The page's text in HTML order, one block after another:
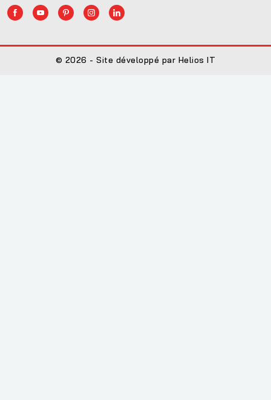
© 2026 - Site développé par Helios IT